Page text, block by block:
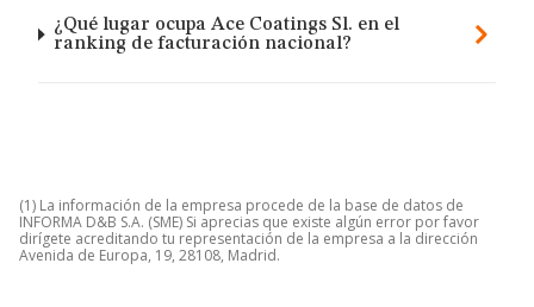
¿Qué lugar ocupa Ace Coatings Sl. en el
ranking de facturación nacional?
(1) La información de la empresa procede de la base de datos de
INFORMA D&B S.A. (SME) Si aprecias que existe algún error por favor
dirígete acreditando tu representación de la empresa a la dirección
Avenida de Europa, 19, 28108, Madrid.